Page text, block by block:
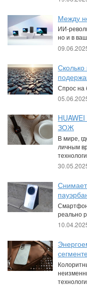
Между
ИИ-
но и в
Сколько
Спрос на
ЗОЖ
В мире,
личным
реально